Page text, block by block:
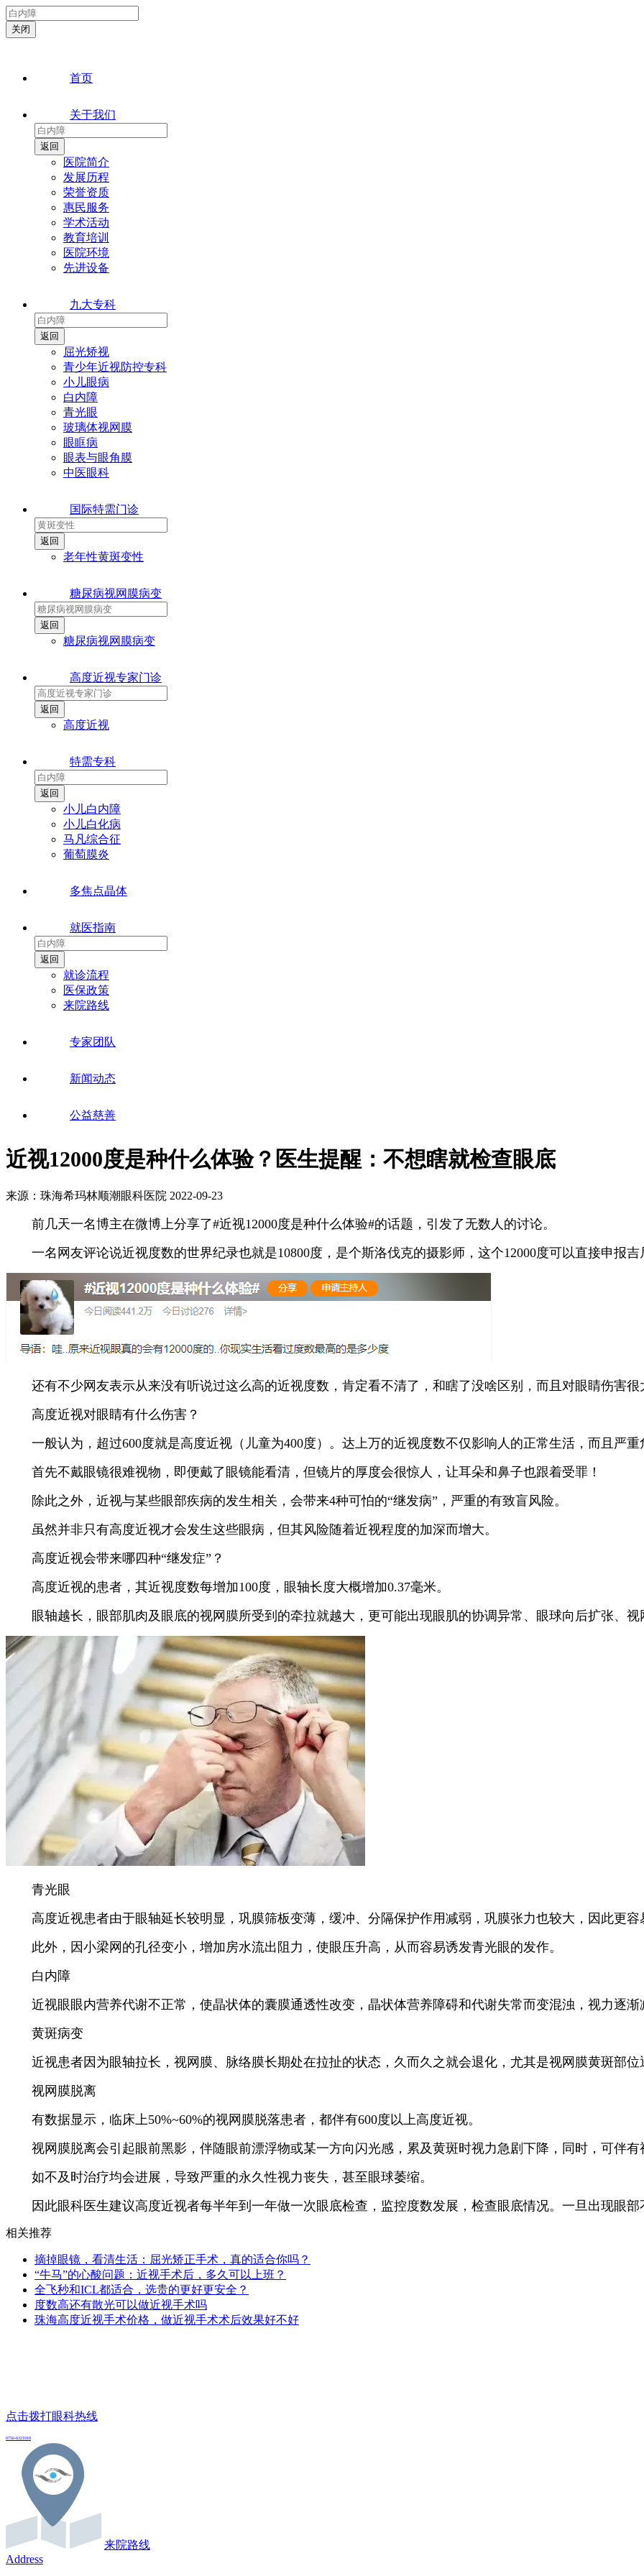
首页
关于我们
医院简介
发展历程
荣誉资质
惠民服务
学术活动
教育培训
医院环境
先进设备
九大专科
屈光矫视
青少年近视防控专科
小儿眼病
白内障
青光眼
玻璃体视网膜
眼眶病
眼表与眼角膜
中医眼科
国际特需门诊
老年性黄斑变性
糖尿病视网膜病变
糖尿病视网膜病变
高度近视专家门诊
高度近视
特需专科
小儿白内障
小儿白化病
马凡综合征
葡萄膜炎
多焦点晶体
就医指南
就诊流程
医保政策
来院路线
专家团队
新闻动态
公益慈善
近视12000度是种什么体验？医生提醒：不想瞎就检查眼底
来源：珠海希玛林顺潮眼科医院 2022-09-23
前几天一名博主在微博上分享了#近视12000度是种什么体验#的话题，引发了无数人的讨论。
一名网友评论说近视度数的世界纪录也就是10800度，是个斯洛伐克的摄影师，这个12000度可以直接申报吉
还有不少网友表示从来没有听说过这么高的近视度数，肯定看不清了，和瞎了没啥区别，而且对眼睛伤害很
高度近视对眼睛有什么伤害？
一般认为，超过600度就是高度近视（儿童为400度）。达上万的近视度数不仅影响人的正常生活，而且严重
首先不戴眼镜很难视物，即便戴了眼镜能看清，但镜片的厚度会很惊人，让耳朵和鼻子也跟着受罪！
除此之外，近视与某些眼部疾病的发生相关，会带来4种可怕的“继发病”，严重的有致盲风险。
虽然并非只有高度近视才会发生这些眼病，但其风险随着近视程度的加深而增大。
高度近视会带来哪四种“继发症”？
高度近视的患者，其近视度数每增加100度，眼轴长度大概增加0.37毫米。
眼轴越长，眼部肌肉及眼底的视网膜所受到的牵拉就越大，更可能出现眼肌的协调异常、眼球向后扩张、视
青光眼
高度近视患者由于眼轴延长较明显，巩膜筛板变薄，缓冲、分隔保护作用减弱，巩膜张力也较大，因此更容
此外，因小梁网的孔径变小，增加房水流出阻力，使眼压升高，从而容易诱发青光眼的发作。
白内障
近视眼眼内营养代谢不正常，使晶状体的囊膜通透性改变，晶状体营养障碍和代谢失常而变混浊，视力逐渐
黄斑病变
近视患者因为眼轴拉长，视网膜、脉络膜长期处在拉扯的状态，久而久之就会退化，尤其是视网膜黄斑部位
视网膜脱离
有数据显示，临床上50%~60%的视网膜脱落患者，都伴有600度以上高度近视。
视网膜脱离会引起眼前黑影，伴随眼前漂浮物或某一方向闪光感，累及黄斑时视力急剧下降，同时，可伴有
如不及时治疗均会进展，导致严重的永久性视力丧失，甚至眼球萎缩。
因此眼科医生建议高度近视者每半年到一年做一次眼底检查，监控度数发展，检查眼底情况。一旦出现眼部
相关推荐
摘掉眼镜，看清生活：屈光矫正手术，真的适合你吗？
“牛马”的心酸问题：近视手术后，多久可以上班？
全飞秒和ICL都适合，选贵的更好更安全？
度数高还有散光可以做近视手术吗
珠海高度近视手术价格，做近视手术术后效果好不好
点击拨打眼科热线
0756-6321018
来院路线
Address